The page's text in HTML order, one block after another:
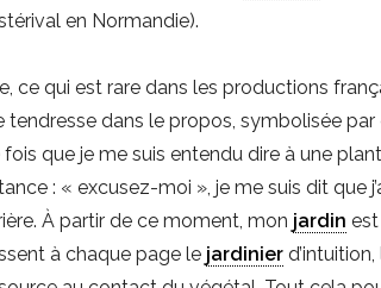
en Normandie).
ce qui est rare dans les productions
tendresse dans le propos, symbolisée
que je me suis entendu dire à une
: « excusez-moi », je me suis dit que
À partir de ce moment, mon jardin
à chaque page le jardinier d’intuition,